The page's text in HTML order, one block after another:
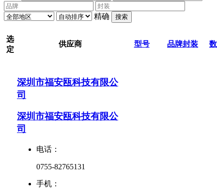
精确 搜索
选
定
供应商 型号 品牌封装
深圳市福安瓯科技有限公
司
深圳市福安瓯科技有限公
司
电话：
0755-82765131
手机：